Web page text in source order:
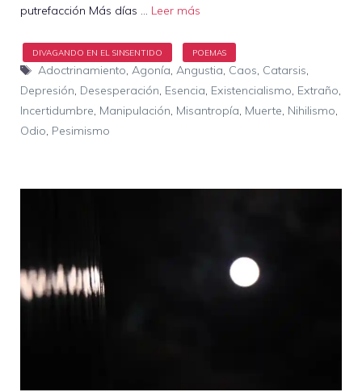
putrefacción Más días … Leer más
Etiquetas
Adoctrinamiento, Agonía, Angustia, Caos, Catarsis,
Depresión, Desesperación, Esencia, Existencialismo, Extraño,
Incertidumbre, Manipulación, Misantropía, Muerte, Nihilismo,
Odio, Pesimismo